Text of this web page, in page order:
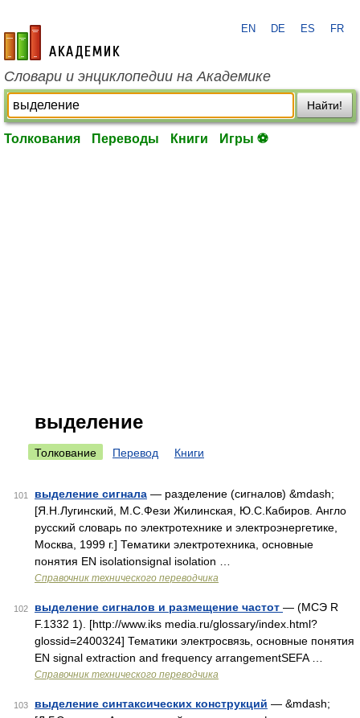
academic.ru
EN DE ES FR
Словари и энциклопедии на Академике
Найти!
Толкования Переводы Книги Игры ⚽
выделение
Толкование Перевод Книги
101 выделение сигнала — разделение (сигналов) &mdash;
[Я.Н.Лугинский, М.С.Фези Жилинская, Ю.С.Кабиров. Англо
русский словарь по электротехнике и электроэнергетике,
Москва, 1999 г.] Тематики электротехника, основные
понятия EN isolationsignal isolation …
Справочник технического переводчика
102 выделение сигналов и размещение частот — (МСЭ R
F.1332 1). [http://www.iks media.ru/glossary/index.html?
glossid=2400324] Тематики электросвязь, основные понятия
EN signal extraction and frequency arrangementSEFA …
Справочник технического переводчика
103 выделение синтаксических конструкций — &mdash;